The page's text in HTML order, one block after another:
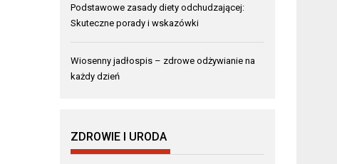
Podstawowe zasady diety odchudzającej:
Skuteczne porady i wskazówki
Wiosenny jadłospis – zdrowe odżywianie na
każdy dzień
ZDROWIE I URODA